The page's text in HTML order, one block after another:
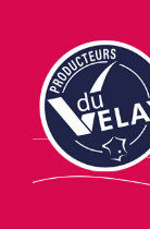
contenu